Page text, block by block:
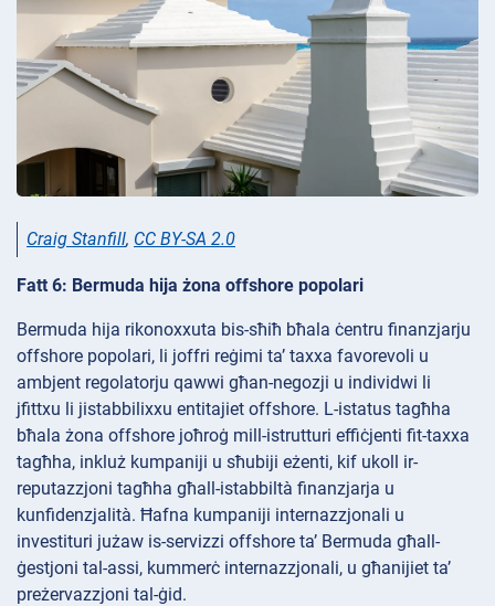
Craig Stanfill, CC BY-SA 2.0
Fatt 6: Bermuda hija żona offshore popolari
Bermuda hija rikonoxxuta bis-sħiħ bħala ċentru finanzjarju
offshore popolari, li joffri reġimi ta’ taxxa favorevoli u
ambjent regolatorju qawwi għan-negozji u individwi li
jfittxu li jistabbilixxu entitajiet offshore. L-istatus tagħha
bħala żona offshore joħroġ mill-istrutturi effiċjenti fit-taxxa
tagħha, inkluż kumpaniji u sħubiji eżenti, kif ukoll ir-
reputazzjoni tagħha għall-istabbiltà finanzjarja u
kunfidenzjalità. Ħafna kumpaniji internazzjonali u
investituri jużaw is-servizzi offshore ta’ Bermuda għall-
ġestjoni tal-assi, kummerċ internazzjonali, u għanijiet ta’
preżervazzjoni tal-ġid.